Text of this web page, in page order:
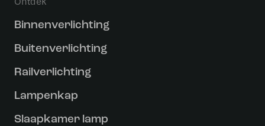
Binnenverlichting
Buitenverlichting
Railverlichting
Lampenkap
Slaapkamer lamp